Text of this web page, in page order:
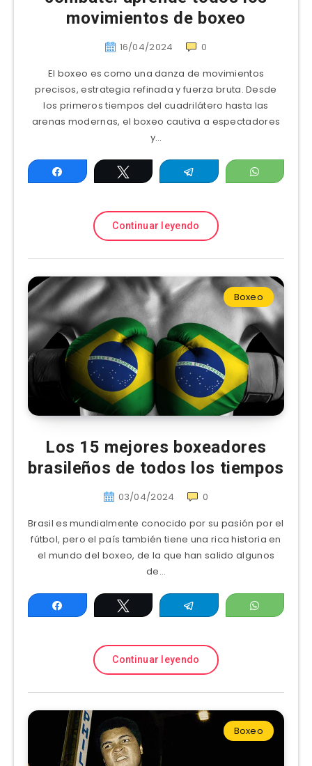
movimientos de boxeo
16/04/2024
0
El boxeo es como una danza de movimientos
precisos, estrategia refinada y fuerza bruta. Desde
los primeros tiempos del cuadrilátero hasta las
arenas modernas, el boxeo cautiva a espectadores
y…
Compartir Twittear Telegram
Continuar leyendo
Boxeo
Los 15 mejores boxeadores
brasileños de todos los tiempos
03/04/2024
0
Brasil es mundialmente conocido por su pasión por el
fútbol, pero el país también tiene una rica historia en
el mundo del boxeo, de la que han salido algunos
de…
Compartir Twittear Telegram
Continuar leyendo
Boxeo